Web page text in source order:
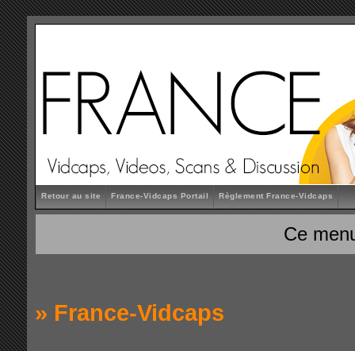
Retour au site France-Vidcaps Portail Règlement France-Vidcaps
Ce
» France-Vidcaps